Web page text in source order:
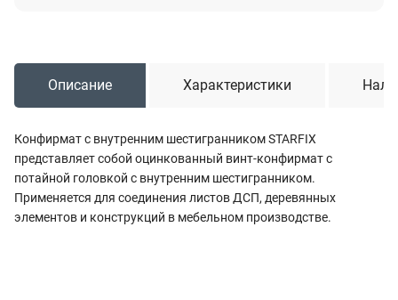
Описание Характеристики
Конфирмат с внутренним шестигранником STARFIX
представляет собой оцинкованный винт-конфирмат с
потайной головкой с внутренним шестигранником.
Применяется для соединения листов ДСП, деревянных
элементов и конструкций в мебельном производстве.